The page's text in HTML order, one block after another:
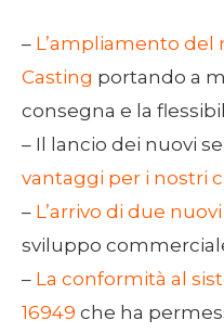
– L’ampliamento
Casting portando a
consegna e la
– Il lancio dei nuovi
vantaggi per i nostri
– L’arrivo di due
sviluppo
– La conformità al
16949 che ha